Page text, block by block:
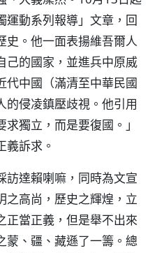
運動系列報導」文章，回
史。他一面表揚維吾爾人
己的國家，並進兵中原威
代中國（滿清至中華民國
的侵凌鎮壓歧視。他引用
獨立，而是要復國。」
義訴求。
訪達賴喇嘛，同時為文宣
之高尚，歷史之輝煌，立
正當正義，但是舉不出來
蒙、疆、藏遜了一籌。總